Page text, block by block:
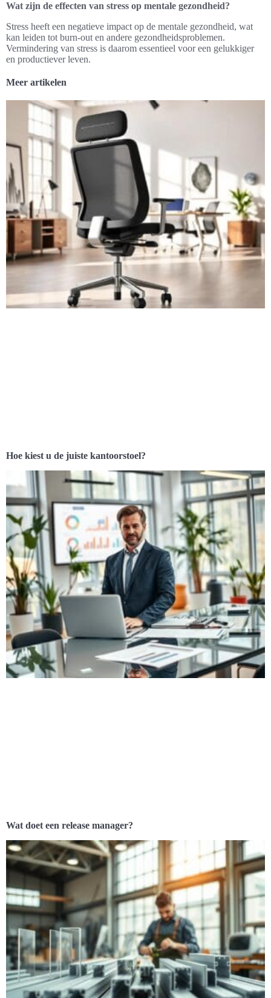
Wat zijn de effecten van stress op mentale gezondheid?
Stress heeft een negatieve impact op de mentale gezondheid, wat
kan leiden tot burn-out en andere gezondheidsproblemen.
Vermindering van stress is daarom essentieel voor een gelukkiger
en productiever leven.
Meer artikelen
Hoe kiest u de juiste kantoorstoel?
Wat doet een release manager?